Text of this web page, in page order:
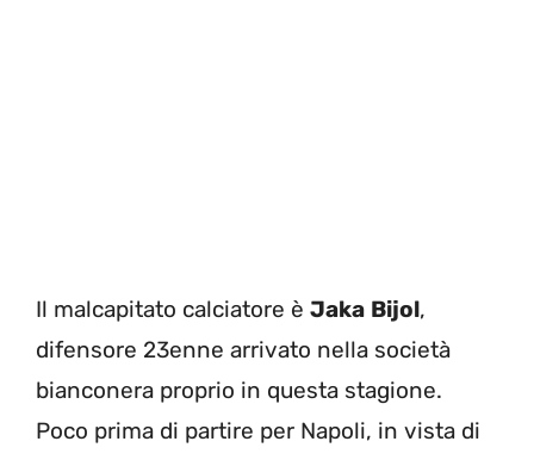
Il malcapitato calciatore è Jaka Bijol,
difensore 23enne arrivato nella società
bianconera proprio in questa stagione.
Poco prima di partire per Napoli, in vista di